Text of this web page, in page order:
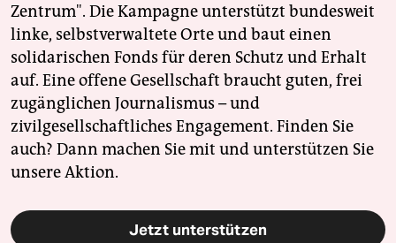
Zentrum". Die Kampagne unterstützt bundesweit
linke, selbstverwaltete Orte und baut einen
solidarischen Fonds für deren Schutz und Erhalt
auf. Eine offene Gesellschaft braucht guten, frei
zugänglichen Journalismus – und
zivilgesellschaftliches Engagement. Finden Sie
auch? Dann machen Sie mit und unterstützen Sie
unsere Aktion.
Jetzt unterstützen